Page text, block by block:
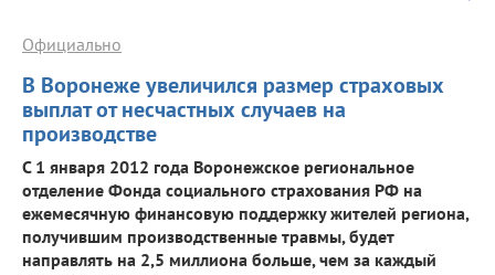
В Воронеже увеличился размер страховых
выплат от несчастных случаев на
производстве
Официально
С 1 января 2012 года Воронежское региональное
отделение Фонда социального страхования РФ на
ежемесячную финансовую поддержку жителей региона,
получившим производственные травмы, будет
направлять на 2,5 миллиона больше, чем за каждый